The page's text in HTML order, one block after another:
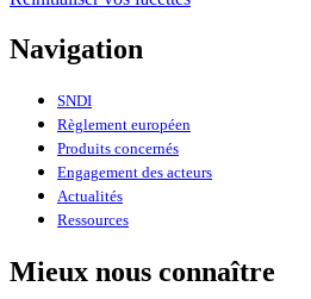
Navigation
SNDI
Règlement européen
Produits concernés
Engagement des acteurs
Actualités
Ressources
Mieux nous connaître